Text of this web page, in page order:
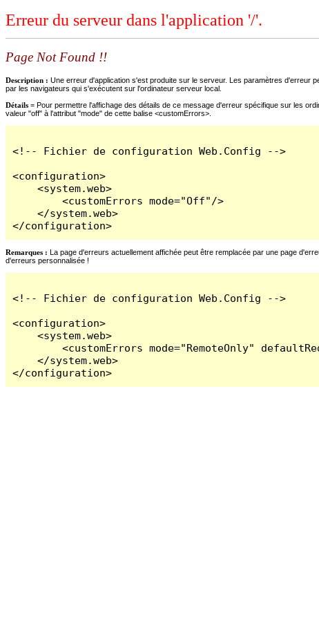
Erreur du serveur dans l'application '/'.
Page Not Found !!
Description : Une erreur d'application s'est produite sur le serveur. Les paramètres d'erreur
par les navigateurs qui s'exécutent sur l'ordinateur serveur local.
Détails = Pour permettre l'affichage des détails de ce message d'erreur spécifique sur les
valeur "off" à l'attribut "mode" de cette balise <customErrors>.
<!-- Fichier de configuration Web.Config -->
<configuration>
    <system.web>
        <customErrors mode="Off"/>
    </system.web>
</configuration>
Remarques : La page d'erreurs actuellement affichée peut être remplacée par une page
d'erreurs personnalisée !
<!-- Fichier de configuration Web.Config -->
<configuration>
    <system.web>
<customErrors mode="RemoteOnly"
    </system.web>
</configuration>